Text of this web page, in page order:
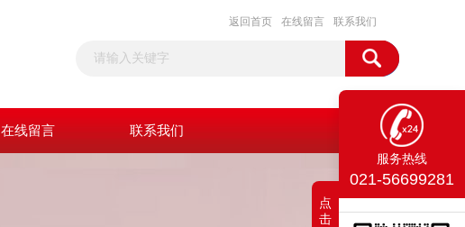
返回首页 在线留言 联系我们
在线留言 联系我们
服务热线
021-56699281
点
击